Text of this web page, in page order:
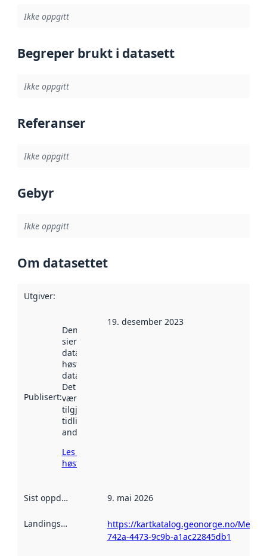
Ikke oppgitt
Begreper brukt i datasett
Ikke oppgitt
Referanser
Ikke oppgitt
Gebyr
Ikke oppgitt
Om datasettet
Utgiver:
Publisert:
Denne datoen
sier når
datasettet ble
høstet av
data.norge.no.
Det kan ha
vært
tilgjengelig
tidligere
andre steder.
Les mer om
høsting her
19. desember 2023
Sist oppdatert 9. mai 2026
Landingsside
https://kartkatalog.geonorge.no/
742a-4473-9c9b-a1ac22845db1